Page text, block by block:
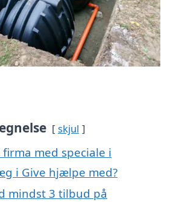
skjul
med speciale i
i Give hjælpe med?
mindst 3 tilbud på